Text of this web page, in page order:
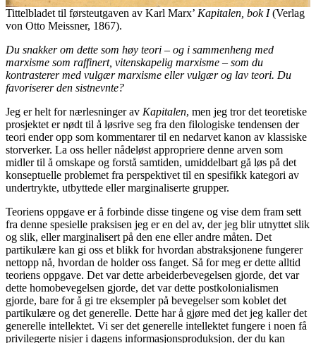
Tittelbladet til førsteutgaven av Karl Marx’ Kapitalen, bok I(Verlag
von Otto Meissner, 1867).
Du snakker om dette som høy teori – og i sammenheng med
marxisme som raffinert, vitenskapelig marxisme – som du
kontrasterer med vulgær marxisme eller vulgær og lav teori. Du
favoriserer den sistnevnte?
Jeg er helt for nærlesninger av Kapitalen, men jeg tror det teoretiske
prosjektet er nødt til å løsrive seg fra den filologiske tendensen der
teori ender opp som kommentarer til en nedarvet kanon av klassiske
storverker. La oss heller nådeløst appropriere denne arven som
midler til å omskape og forstå samtiden, umiddelbart gå løs på det
konseptuelle problemet fra perspektivet til en spesifikk kategori av
undertrykte, utbyttede eller marginaliserte grupper.
Teoriens oppgave er å forbinde disse tingene og vise dem fram sett
fra denne spesielle praksisen jeg er en del av, der jeg blir utnyttet slik
og slik, eller marginalisert på den ene eller andre måten. Det
partikulære kan gi oss et blikk for hvordan abstraksjonene fungerer
nettopp nå, hvordan de holder oss fanget. Så for meg er dette alltid
teoriens oppgave. Det var dette arbeiderbevegelsen gjorde, det var
dette homobevegelsen gjorde, det var dette postkolonialismen
gjorde, bare for å gi tre eksempler på bevegelser som koblet det
partikulære og det generelle. Dette har å gjøre med det jeg kaller det
generelle intellektet. Vi ser det generelle intellektet fungere i noen få
privilegerte nisjer i dagens informasjonsproduksjon, der du kan